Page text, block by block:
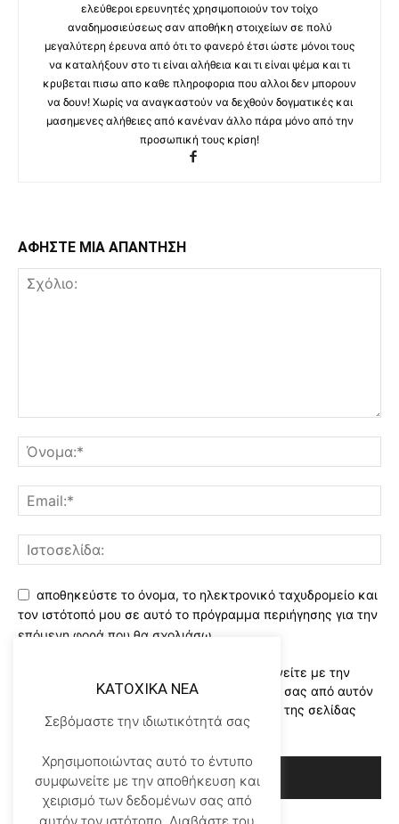
ελεύθεροι ερευνητές χρησιμοποιούν τον τοίχο
αναδημοσιεύσεως σαν αποθήκη στοιχείων σε πολύ
μεγαλύτερη έρευνα από ότι το φανερό έτσι ώστε μόνοι τους
να καταλήξουν στο τι είναι αλήθεια και τι είναι ψέμα και τι
κρυβεται πισω απο καθε πληροφορια που αλλοι δεν μπορουν
να δουν! Χωρίς να αναγκαστούν να δεχθούν δογματικές και
μασημενες αλήθειες από κανέναν άλλο πάρα μόνο από την
προσωπική τους κρίση!
ΑΦΗΣΤΕ ΜΙΑ ΑΠΑΝΤΗΣΗ
αποθηκεύστε το όνομα, το ηλεκτρονικό ταχυδρομείο και
τον ιστότοπό μου σε αυτό το πρόγραμμα περιήγησης για την
επόμενη φορά που θα σχολιάσω.
Χρησιμοποιώντας αυτό το έντυπο συμφωνείτε με την
αποθήκευση και χειρισμό των δεδομένων σας από αυτόν
τον ιστότοπο..Διαβάστε του ορους χρήσης της σελίδας
μας*
KATOXIKA NEA
Σεβόμαστε την ιδιωτικότητά σας
Χρησιμοποιώντας αυτό το έντυπο
συμφωνείτε με την αποθήκευση και
χειρισμό των δεδομένων σας από